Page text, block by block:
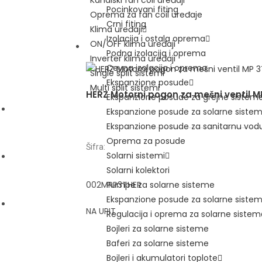
Oprema za fan coil uređaje
Klima uređaji
ON/OFF klima uređaji
Inverter klima uređaji
Single split sistemi
Multi split sistemi
Pocinkovani fiting
Crni fiting
Izolacija i ostala oprema
Podna izolacija i oprema
Cevna izolacija i oprema
Ekspanzione posude
Ekspanzione posude za grejne
Ekspanzione posude za solarne
Ekspanzione posude za sanitarnu
Oprema za posude
Solarni sistemi
Solarni kolektori
Pumpe za solarne sisteme
Ekspanzione posude za solarne
Regulacija i oprema za solarne
Bojleri za solarne sisteme
Baferi za solarne sisteme
Bojleri i akumulatori toplote
HERZ Motorni pogon za mešni ventil
Šifra:
002MRP3THER
NA UPIT